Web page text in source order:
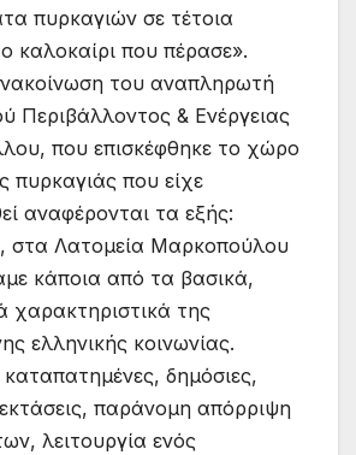
πυρκαγιών σε τέτοια
καλοκαίρι που πέρασε».
του αναπληρωτή
Περιβάλλοντος & Ενέργειας
που επισκέφθηκε το χώρο
πυρκαγιάς που είχε
αναφέρονται τα εξής:
στα Λατομεία Μαρκοπούλου
κάποια από τα βασικά,
χαρακτηριστικά της
ελληνικής κοινωνίας.
δημόσιες,
παράνομη απόρριψη
λειτουργία ενός